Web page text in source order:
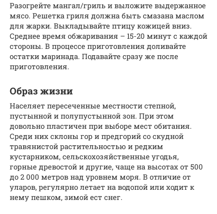
Разогрейте мангал/гриль и выложите выдержанное
мясо. Решетка гриля должна быть смазана маслом
для жарки. Выкладывайте птицу кожицей вниз.
Среднее время обжаривания – 15-20 минут с каждой
стороны. В процессе приготовления доливайте
остатки маринада. Подавайте сразу же после
приготовления.
Образ жизни
Населяет пересеченные местности степной,
пустынной и полупустынной зон. При этом
довольно пластичен при выборе мест обитания.
Среди них склоны гор и предгорий со скудной
травянистой растительностью и редким
кустарником, сельскохозяйственные угодья,
горные древостой и другие, чаще на высотах от 500
до 2 000 метров над уровнем моря. В отличие от
уларов, регулярно летает на водопой или ходит к
нему пешком, зимой ест снег.